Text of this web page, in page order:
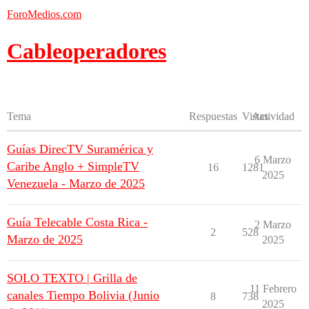
ForoMedios.com
Cableoperadores
Tema Respuestas Vistas
Actividad
Guías DirecTV Suramérica y
Caribe Anglo + SimpleTV
Venezuela - Marzo de 2025
16 1281
6 Marzo
2025
Guía Telecable Costa Rica -
Marzo de 2025
2 528
2 Marzo
2025
SOLO TEXTO | Grilla de
canales Tiempo Bolivia (Junio
8 738
11 Febrero
2025